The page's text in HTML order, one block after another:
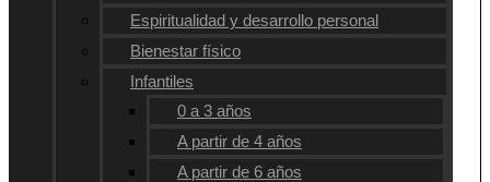
Espiritualidad y desarrollo personal
Bienestar físico
Infantiles
0 a 3 años
A partir de 4 años
A partir de 6 años